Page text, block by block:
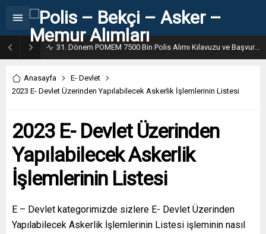
31. Dönem POMEM 7500 Bin Polis Alımı Kılavuzu ve Başvuru Ekranı
Anasayfa
E- Devlet
2023 E- Devlet Üzerinden Yapılabilecek Askerlik İşlemlerinin Listesi
2023 E- Devlet Üzerinden
Yapılabilecek Askerlik
İşlemlerinin Listesi
E – Devlet kategorimizde sizlere E- Devlet Üzerinden
Yapılabilecek Askerlik İşlemlerinin Listesi işleminin nasıl